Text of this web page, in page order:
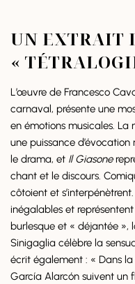
UN EXTRAIT
«
L’œuvre de Francesco
carnaval, présente une
en émotions musicales.
une puissance
le drama, et Il Giasone
chant et le discours.
côtoient et
inégalables et
burlesque et « déjantée »,
Sinigaglia célèbre la
écrit également : « Dans
García Alarcón suivent un